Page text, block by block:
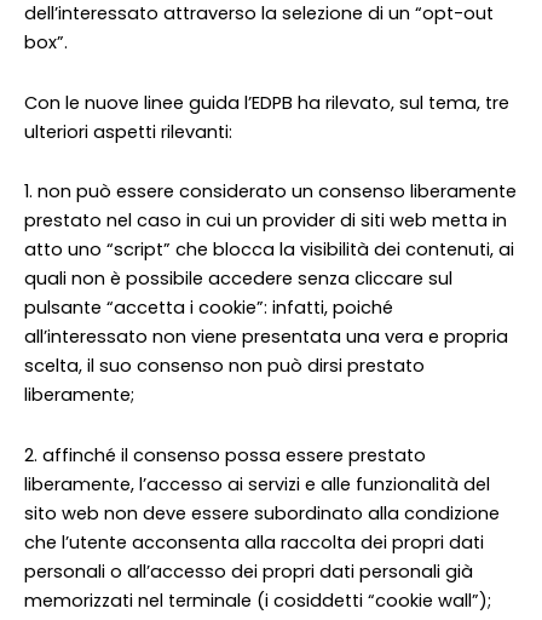
dell’interessato attraverso la selezione di un “opt-out
box”.
Con le nuove linee guida l’EDPB ha rilevato, sul tema, tre
ulteriori aspetti rilevanti:
1. non può essere considerato un consenso liberamente
prestato nel caso in cui un provider di siti web metta in
atto uno “script” che blocca la visibilità dei contenuti, ai
quali non è possibile accedere senza cliccare sul
pulsante “accetta i cookie”: infatti, poiché
all’interessato non viene presentata una vera e propria
scelta, il suo consenso non può dirsi prestato
liberamente;
2. affinché il consenso possa essere prestato
liberamente, l’accesso ai servizi e alle funzionalità del
sito web non deve essere subordinato alla condizione
che l’utente acconsenta alla raccolta dei propri dati
personali o all’accesso dei propri dati personali già
memorizzati nel terminale (i cosiddetti “cookie wall”);